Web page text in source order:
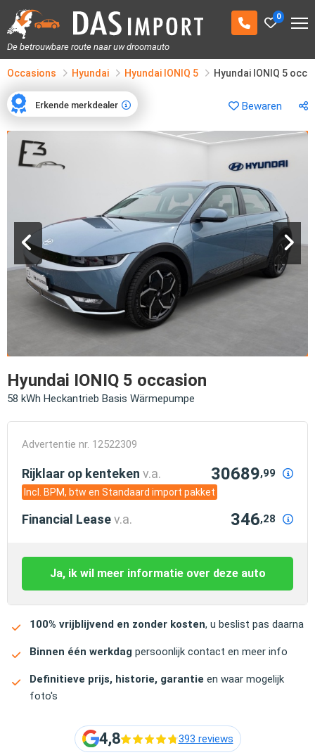
0
De betrouwbare route naar uw droomauto
Occasions Hyundai Hyundai IONIQ 5 Hyundai IONIQ 5
Bewaren
Erkende merkdealer
Erkende merkdealer
Hyundai IONIQ 5 occasion
58 kWh Heckantrieb Basis Wärmepumpe
Advertentie nr. 12522309
Rijklaar op kenteken v.a. 30689,99
Incl. BPM, btw en Standaard import pakket
Financial Leasev.a. 346,28
Ja, ik wil meer informatie over deze auto
100% vrijblijvend en zonder kosten, u beslist pas daarna
Binnen één werkdag persoonlijk contact en meer info
Definitieve prijs, historie, garantie en waar mogelijk
foto's
4,8 393 reviews